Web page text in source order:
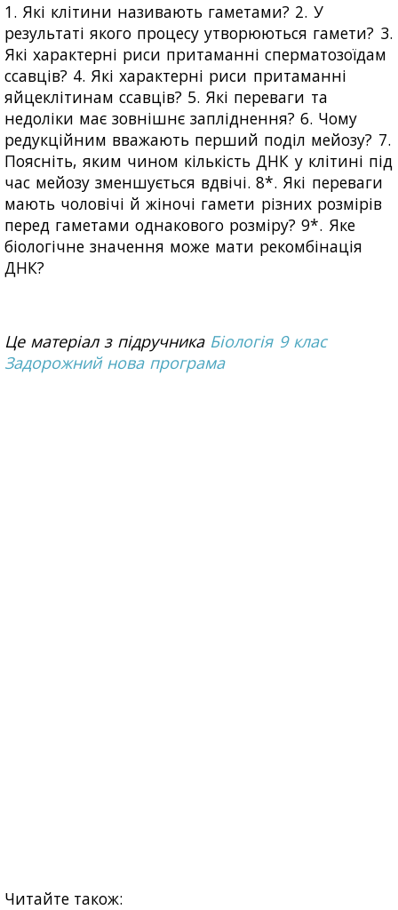
1. Які клітини називають гаметами? 2. У
результаті якого процесу утворюються гамети? 3.
Які характерні риси притаманні сперматозоїдам
ссавців? 4. Які характерні риси притаманні
яйцеклітинам ссавців? 5. Які переваги та
недоліки має зовнішнє запліднення? 6. Чому
редукційним вважають перший поділ мейозу? 7.
Поясніть, яким чином кількість ДНК у клітині під
час мейозу зменшується вдвічі. 8*. Які переваги
мають чоловічі й жіночі гамети різних розмірів
перед гаметами однакового розміру? 9*. Яке
біологічне значення може мати рекомбінація
ДНК?
Це матеріал з підручника Біологія 9 клас
Задорожний нова програма
Читайте також: